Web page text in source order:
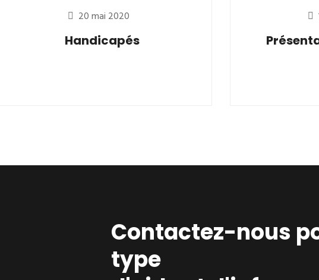
20 mai 2020
Handicapés
Contactez-nous
type